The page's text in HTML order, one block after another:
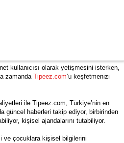
kullanıcısı olarak yetişmesini isterken,
zamanda Tipeez.com’u keşfetmenizi
ile Tipeez.com, Türkiye’nin en
güncel haberleri takip ediyor, birbirinden
kişisel ajandalarını tutabiliyor.
ve çocuklara kişisel bilgilerini